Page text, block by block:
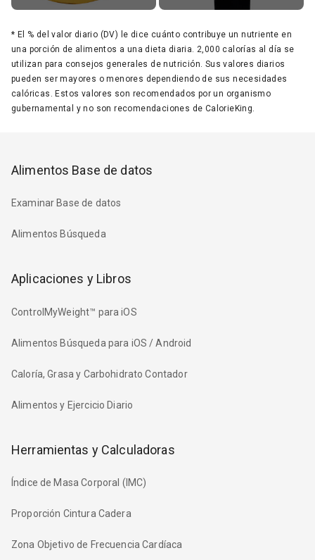
* El % del valor diario (DV) le dice cuánto contribuye un nutriente en
una porción de alimentos a una dieta diaria. 2,000 calorías al día se
utilizan para consejos generales de nutrición. Sus valores diarios
pueden ser mayores o menores dependiendo de sus necesidades
calóricas. Estos valores son recomendados por un organismo
gubernamental y no son recomendaciones de CalorieKing.
Alimentos Base de datos
Examinar Base de datos
Alimentos Búsqueda
Aplicaciones y Libros
ControlMyWeight™ para iOS
Alimentos Búsqueda para iOS / Android
Caloría, Grasa y Carbohidrato Contador
Alimentos y Ejercicio Diario
Herramientas y Calculadoras
Índice de Masa Corporal (IMC)
Proporción Cintura Cadera
Zona Objetivo de Frecuencia Cardíaca